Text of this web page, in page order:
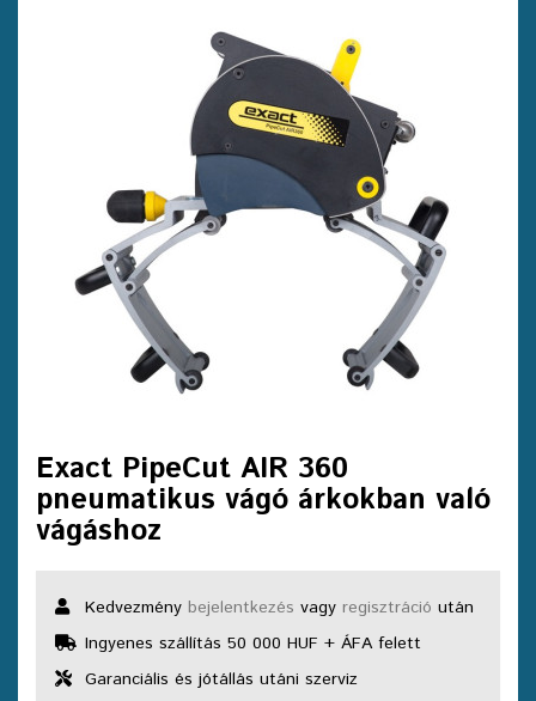
Exact PipeCut AIR 360
pneumatikus vágó árkokban való
vágáshoz
Kedvezmény bejelentkezés vagy regisztráció után
Ingyenes szállítás 50 000 HUF + ÁFA felett
Garanciális és jótállás utáni szerviz